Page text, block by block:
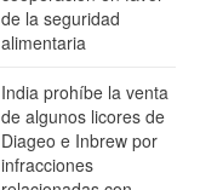
de la seguridad
alimentaria
India prohíbe la venta
de algunos licores de
Diageo e Inbrew por
infracciones